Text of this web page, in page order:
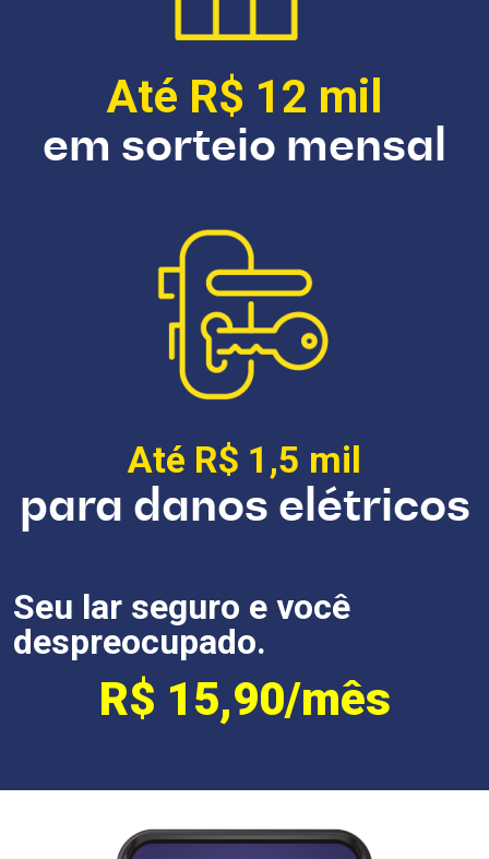
Até R$ 12 mil
em sorteio mensal
Até R$ 1,5 mil
para danos elétricos
Seu lar seguro e você
despreocupado.
R$ 15,90/mês